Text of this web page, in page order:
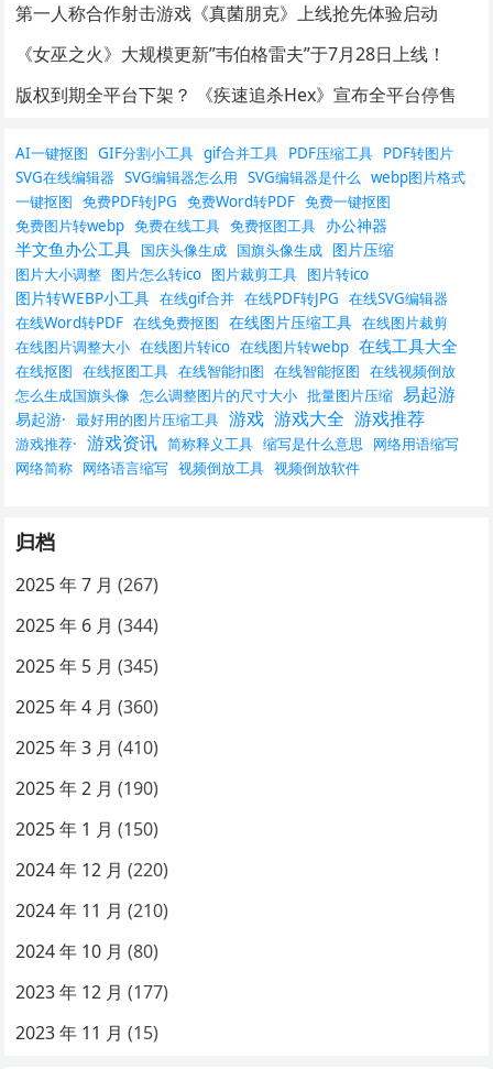
第一人称合作射击游戏《真菌朋克》上线抢先体验启动
《女巫之火》大规模更新”韦伯格雷夫”于7月28日上线！
版权到期全平台下架？ 《疾速追杀Hex》宣布全平台停售
AI一键抠图 GIF分割小工具 gif合并工具 PDF压缩工具 PDF转图片
SVG在线编辑器 SVG编辑器怎么用 SVG编辑器是什么 webp图片格式
一键抠图 免费PDF转JPG 免费Word转PDF 免费一键抠图
免费图片转webp 免费在线工具 免费抠图工具 办公神器
半文鱼办公工具 国庆头像生成 国旗头像生成 图片压缩
图片大小调整 图片怎么转ico 图片裁剪工具 图片转ico
图片转WEBP小工具 在线gif合并 在线PDF转JPG 在线SVG编辑器
在线Word转PDF 在线免费抠图 在线图片压缩工具 在线图片裁剪
在线图片调整大小 在线图片转ico 在线图片转webp 在线工具大全
在线抠图 在线抠图工具 在线智能扣图 在线智能抠图 在线视频倒放
怎么生成国旗头像 怎么调整图片的尺寸大小 批量图片压缩 易起游
易起游· 最好用的图片压缩工具 游戏 游戏大全 游戏推荐
游戏推荐· 游戏资讯 简称释义工具 缩写是什么意思
网络用语缩写
网络简称 网络语言缩写 视频倒放工具 视频倒放软件
归档
2025 年 7 月 (267)
2025 年 6 月 (344)
2025 年 5 月 (345)
2025 年 4 月 (360)
2025 年 3 月 (410)
2025 年 2 月 (190)
2025 年 1 月 (150)
2024 年 12 月 (220)
2024 年 11 月 (210)
2024 年 10 月 (80)
2023 年 12 月 (177)
2023 年 11 月 (15)